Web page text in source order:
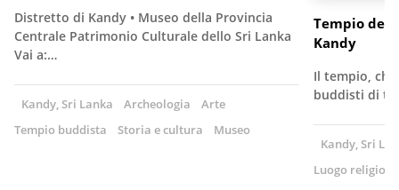
Distretto di Kandy • Museo della Provincia
Centrale Patrimonio Culturale dello Sri Lanka
Vai a:…
Kandy, Sri Lanka Archeologia
Arte
Tempio buddista
Storia e cultura Museo
Tempio
Kandy
Il tempio,
buddisti di
Kandy, Sri
Luogo religioso